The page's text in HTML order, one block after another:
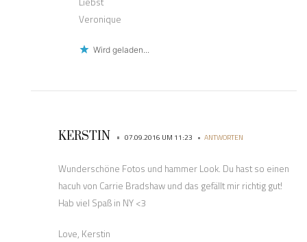
Veronique
Wird geladen...
KERSTIN • 07.09.2016 UM 11:23 • ANTWORTEN
Wunderschöne Fotos und hammer Look. Du hast so einen
hacuh von Carrie Bradshaw und das gefällt mir richtig gut!
Hab viel Spaß in NY <3
Love, Kerstin